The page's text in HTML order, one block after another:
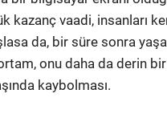
kazanç vaadi, insanları
da, bir süre sonra
onu daha da derin
kaybolması.